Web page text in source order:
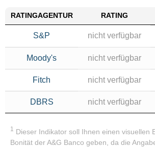
RATINGAGENTUR RATING
S&P nicht verfügbar
Moody's nicht verfügbar
Fitch nicht verfügbar
DBRS nicht verfügbar
1
Dieser Indikator soll Ihnen einen visuellen
Bonität der A&G Banco geben, da die